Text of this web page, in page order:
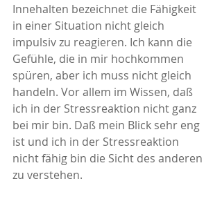
Innehalten bezeichnet die Fähigkeit
in einer Situation nicht gleich
impulsiv zu reagieren. Ich kann die
Gefühle, die in mir hochkommen
spüren, aber ich muss nicht gleich
handeln. Vor allem im Wissen, daß
ich in der Stressreaktion nicht ganz
bei mir bin. Daß mein Blick sehr eng
ist und ich in der Stressreaktion
nicht fähig bin die Sicht des anderen
zu verstehen.